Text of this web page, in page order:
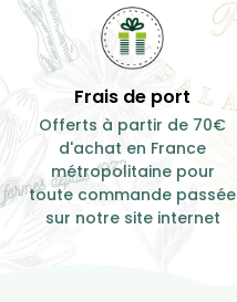
Frais de port
Offerts à partir de 70€
d'achat en France
métropolitaine pour
toute commande passée
sur notre site internet